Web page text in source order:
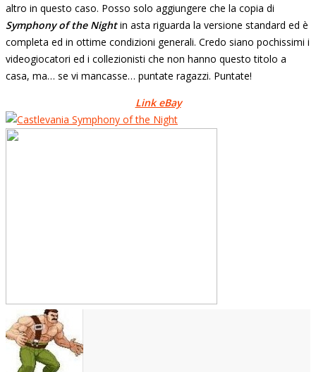
altro in questo caso. Posso solo aggiungere che la copia di
Symphony of the Nightin asta riguarda la versione standard ed è
completa ed in ottime condizioni generali. Credo siano pochissimi i
videogiocatori ed i collezionisti che non hanno questo titolo a
casa, ma… se vi mancasse… puntate ragazzi. Puntate!
Link eBay